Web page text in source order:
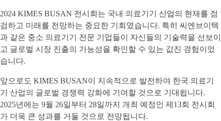
2024 KIMES BUSAN 전시회는 국내 의료기기 산업의 현재를 점
검하고 미래를 전망하는 중요한 기회였습니다. 특히 씨엔브이텍
과 같은 중소 의료기기 전문 기업들이 자신들의 기술력을 선보이
고 글로벌 시장 진출의 가능성을 확인할 수 있는 값진 경험이었
습니다.
앞으로도 KIMES BUSAN이 지속적으로 발전하여 한국 의료기
기 산업의 글로벌 경쟁력 강화에 기여할 것으로 기대됩니다.
2025년에는 9월 26일부터 28일까지 개최 예정인 제13회 전시회
가 더욱 큰 성과를 거둘 것으로 전망됩니다.